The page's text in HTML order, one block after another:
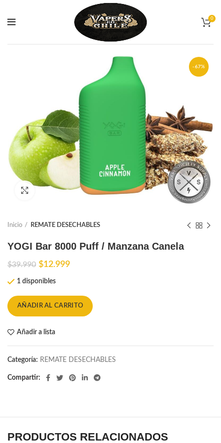
0
-67%
Ampliar
Inicio REMATE DESECHABLES
YOGI Bar 8000 Puff / Manzana Canela
$39.990 El
original
era:
$39.990.
$12.999El
es:
$12.999.
1 disponibles
AÑADIR AL CARRITO
Añadir a lista
Categoría: REMATE DESECHABLES
Compartir
PRODUCTOS RELACIONADOS